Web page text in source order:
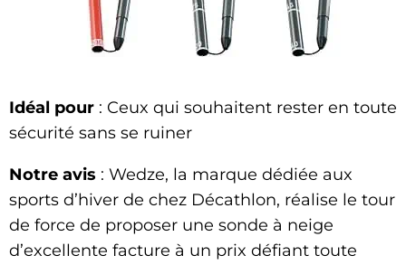
Idéal pour : Ceux qui souhaitent rester en toute
sécurité sans se ruiner
Notre avis : Wedze, la marque dédiée aux
sports d’hiver de chez Décathlon, réalise le tour
de force de proposer une sonde à neige
d’excellente facture à un prix défiant toute